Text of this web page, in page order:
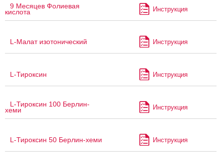
9 Месяцев Фолиевая
кислота Инструкция
L-Малат изотонический Инструкция
L-Тироксин Инструкция
L-Тироксин 100 Берлин-
хеми Инструкция
L-Тироксин 50 Берлин-хеми Инструкция